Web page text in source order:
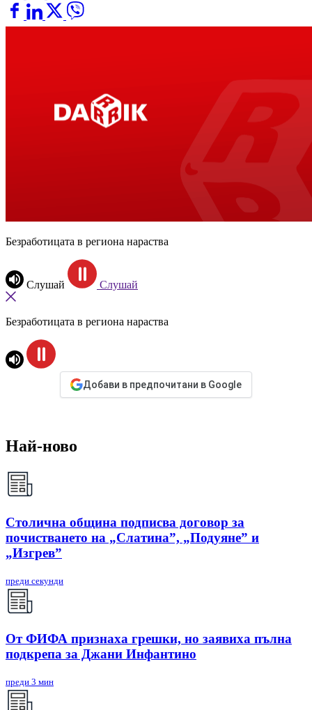
Безработицата в региона нараства
Слушай Слушай
Безработицата в региона нараства
Добави в предпочитани в Google
Най-ново
Столична община подписва договор за
почистването на „Слатина”, „Подуяне” и
„Изгрев”
преди секунди
От ФИФА признаха грешки, но заявиха пълна
подкрепа за Джани Инфантино
преди 3 мин